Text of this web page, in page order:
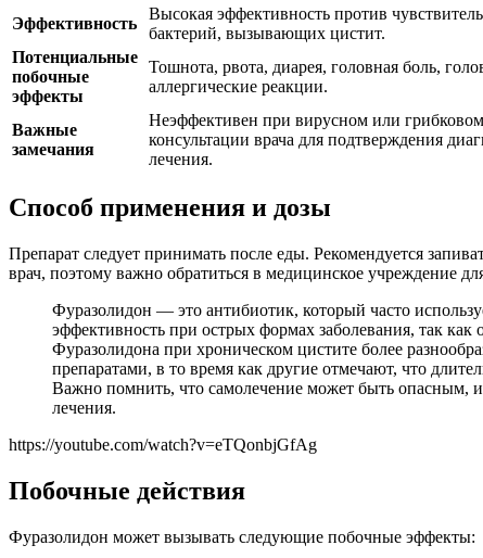
Эффективность
Высокая эффективность против
бактерий, вызывающих цистит.
Потенциальные
побочные
эффекты
Тошнота, рвота, диарея, головная боль,
аллергические реакции.
Важные
замечания
Неэффективен при вирусном или грибковом
консультации врача для подтверждения
лечения.
Способ применения и дозы
Препарат следует принимать после еды. Рекомендуется
врач, поэтому важно обратиться в медицинское учреждение
Фуразолидон — это антибиотик, который часто
эффективность при острых формах заболевания, так
Фуразолидона при хроническом цистите более
препаратами, в то время как другие отмечают, что
Важно помнить, что самолечение может быть опасным, и
лечения.
https://youtube.com/watch?v=eTQonbjGfAg
Побочные действия
Фуразолидон может вызывать следующие побочные эффекты: